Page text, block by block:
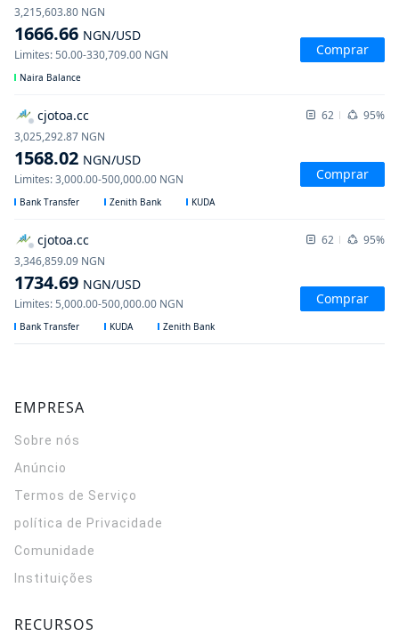
1666.66 NGN/USD
3,215,603.80 NGN
Limites:50.00-330,709.00 NGN Comprar
Naira Balance
cjotoa.cc 62 95%
1568.02 NGN/USD
3,025,292.87 NGN
Limites:3,000.00-500,000.00 NGN Comprar
Bank Transfer Zenith Bank KUDA
cjotoa.cc 62 95%
1734.69 NGN/USD
3,346,859.09 NGN
Limites:5,000.00-500,000.00 NGN Comprar
Bank Transfer KUDA Zenith Bank
EMPRESA
Sobre nós
Anúncio
Termos de Serviço
política de Privacidade
Comunidade
Instituições
RECURSOS